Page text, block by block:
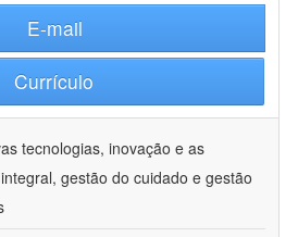
E-mail
Currículo
tecnologias, inovação e as
gestão do cuidado e gestão